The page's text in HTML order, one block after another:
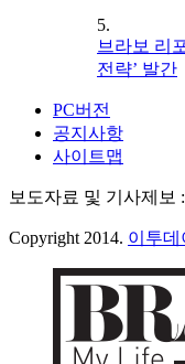
5.
브라보 리
전략’ 발간
PC버전
공지사항
사이트맵
보도자료 및 기사제보 :
Copyright 2014. 이투데